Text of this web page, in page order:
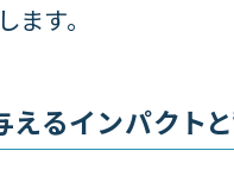
す。
るインパクト